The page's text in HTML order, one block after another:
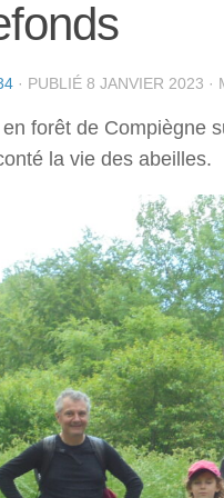
· PUBLIÉ 8 JANVIER 2023 ·
forêt de Compiègne
la vie des abeilles.